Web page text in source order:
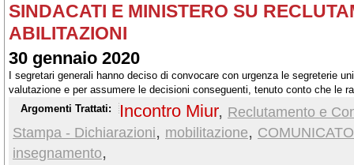
SINDACATI E MINISTERO SU
ABILITAZIONI
30 gennaio 2020
I segretari generali hanno deciso di convocare con urgenza le segreterie
valutazione e per assumere le decisioni conseguenti, tenuto conto che le
sospese le iniziative di mobilitazione vengono oggi definitivamente a
Argomenti Trattati: Incontro Miur, Reclutamento e
Stampa - Dichiarazioni, mobilitazione,
insegnamento,